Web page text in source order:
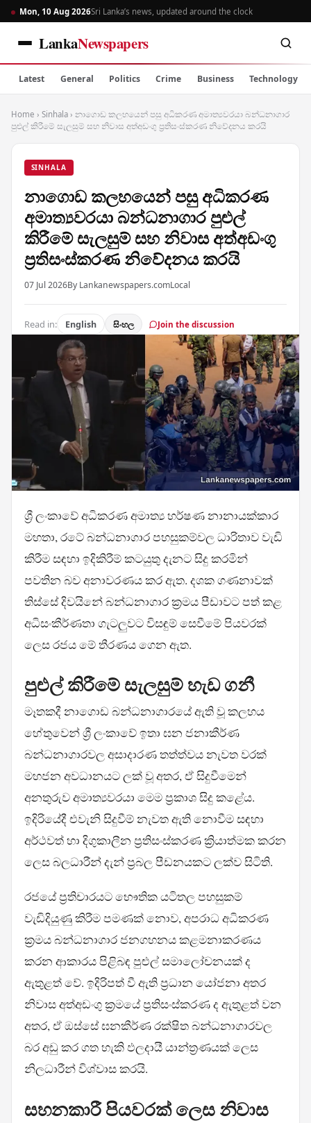
Mon, 10 Aug 2026Sri Lanka’s news, updated around the clock
LankaNewspapers
Latest General Politics Crime Business Technology
Home › Sinhala › නාගොඩ කලහයෙන් පසු අධිකරණ අමාත්‍යවරයා බන්ධනාගාර
පුළුල් කිරීමේ සැලසුම් සහ නිවාස අත්අඩංගු ප්‍රතිසංස්කරණ නිවේදනය කරයි
SINHALA
නාගොඩ කලහයෙන් පසු අධිකරණ
අමාත්‍යවරයා බන්ධනාගාර පුළුල්
කිරීමේ සැලසුම් සහ නිවාස අත්අඩංගු
ප්‍රතිසංස්කරණ නිවේදනය කරයි
07 Jul 2026By Lankanewspapers.comLocal
Read in: English සිංහල Join the discussion
ශ්‍රී ලංකාවේ අධිකරණ අමාත්‍ය හර්ෂණ නානායක්කාර
මහතා, රටේ බන්ධනාගාර පහසුකම්වල ධාරිතාව වැඩි
කිරීම සඳහා ඉදිකිරීම් කටයුතු දැනට සිදු කරමින්
පවතින බව අනාවරණය කර ඇත. දශක ගණනාවක්
තිස්සේ දිවයිනේ බන්ධනාගාර ක්‍රමය පීඩාවට පත් කළ
අධිසංකීර්ණතා ගැටලුවට විසඳුම් සෙවීමේ පියවරක්
ලෙස රජය මේ තීරණය ගෙන ඇත.
පුළුල් කිරීමේ සැලසුම් හැඩ ගනී
මෑතකදී නාගොඩ බන්ධනාගාරයේ ඇති වූ කලහය
හේතුවෙන් ශ්‍රී ලංකාවේ ඉතා ඝන ජනාකීර්ණ
බන්ධනාගාරවල අසාදාරණ තත්ත්වය නැවත වරක්
මහජන අවධානයට ලක් වූ අතර, ඒ සිදුවීමෙන්
අනතුරුව අමාත්‍යවරයා මෙම ප්‍රකාශ සිදු කළේය.
ඉදිරියේදී එවැනි සිදුවීම් නැවත ඇති නොවීම සඳහා
අර්ථවත් හා දිගුකාලීන ප්‍රතිසංස්කරණ ක්‍රියාත්මක කරන
ලෙස බලධාරීන් දැන් ප්‍රබල පීඩනයකට ලක්ව සිටිති.
රජයේ ප්‍රතිචාරයට භෞතික යටිතල පහසුකම්
වැඩිදියුණු කිරීම පමණක් නොව, අපරාධ අධිකරණ
ක්‍රමය බන්ධනාගාර ජනගහනය කළමනාකරණය
කරන ආකාරය පිළිබඳ පුළුල් සමාලෝචනයක් ද
ඇතුළත් වේ. ඉදිරිපත් වී ඇති ප්‍රධාන යෝජනා අතර
නිවාස අත්අඩංගු ක්‍රමයේ ප්‍රතිසංස්කරණ ද ඇතුළත් වන
අතර, ඒ ඔස්සේ ඝනකීර්ණ රක්ෂිත බන්ධනාගාරවල
බර අඩු කර ගත හැකි ඵලදායී යාන්ත්‍රණයක් ලෙස
නිලධාරීන් විශ්වාස කරයි.
සහනකාරී පියවරක් ලෙස නිවාස